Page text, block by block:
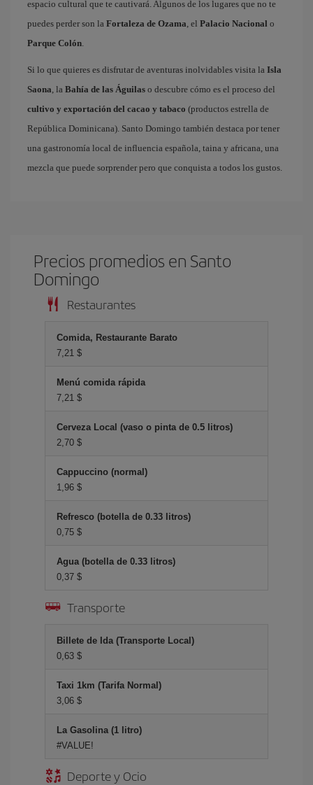
espacio cultural que te cautivará. Algunos de los lugares que no te
puedes perder son la Fortaleza de Ozama, el Palacio Nacional o
Parque Colón.
Si lo que quieres es disfrutar de aventuras inolvidables visita la Isla
Saona, la Bahía de las Águilas o descubre cómo es el proceso del
cultivo y exportación del cacao y tabaco (productos estrella de
República Dominicana). Santo Domingo también destaca por tener
una gastronomía local de influencia española, taina y africana, una
mezcla que puede sorprender pero que conquista a todos los gustos.
Precios promedios en Santo
Domingo
Restaurantes
Comida, Restaurante Barato
7,21 $
Menú comida rápida
7,21 $
Cerveza Local (vaso o pinta de 0.5 litros)
2,70 $
Cappuccino (normal)
1,96 $
Refresco (botella de 0.33 litros)
0,75 $
Agua (botella de 0.33 litros)
0,37 $
Transporte
Billete de Ida (Transporte Local)
0,63 $
Taxi 1km (Tarifa Normal)
3,06 $
La Gasolina (1 litro)
#VALUE!
Deporte y Ocio